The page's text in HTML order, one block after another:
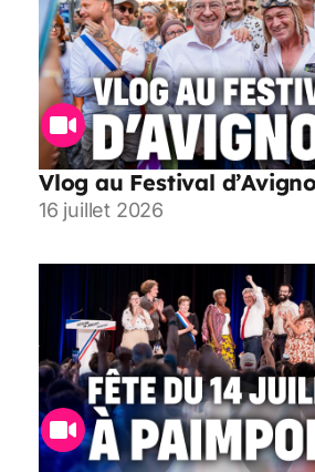
Vlog au Festival
16 juillet 2026